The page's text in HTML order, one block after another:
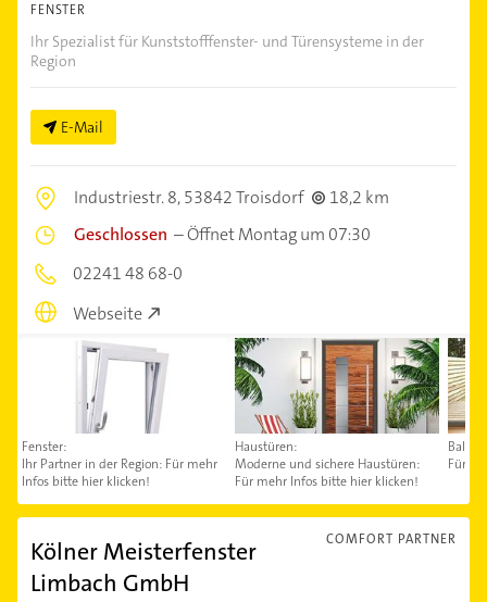
FENSTER
Ihr Spezialist für Kunststofffenster- und Türensysteme in der
Region
E-Mail
Industriestr. 8,53842 Troisdorf
18,2 km
Geschlossen –Öffnet Montag um 07:30
02241 48 68-0
Webseite
Fenster:
Ihr Partner in der Region: Für mehr
Infos bitte hier klicken!
Haustüren:
Moderne und sichere Haustüren:
Für mehr Infos bitte hier klicken!
Für
COMFORT PARTNER
Kölner Meisterfenster
Limbach GmbH